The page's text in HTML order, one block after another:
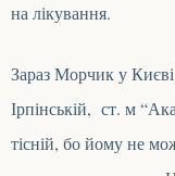
на лікування.
Зараз Морчик у Києві
Ірпінській, ст. м
тісній, бо йому не